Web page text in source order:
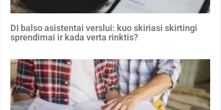
DI balso asistentai verslui: kuo skiriasi skirtingi
sprendimai ir kada verta rinktis?